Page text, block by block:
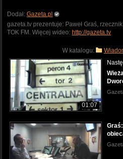
Dodał: Gazeta.pl
gazeta.tv prezentuje: Paweł Graś,
TOK FM. Więcej wideo: http://gazeta.tv
W katalogu:
01:07